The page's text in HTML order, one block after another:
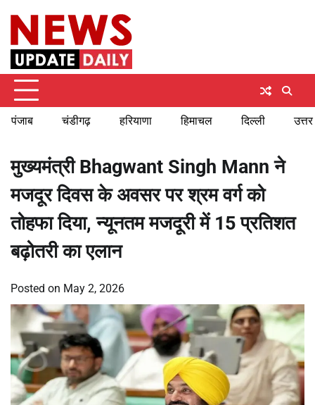
content
पंजाब चंडीगढ़ हरियाणा हिमाचल दिल्ली
मुख्यमंत्री Bhagwant Singh Mann ने
मजदूर दिवस के अवसर पर श्रम वर्ग को
तोहफा दिया, न्यूनतम मजदूरी में 15 प्रतिशत
बढ़ोतरी का एलान
Posted on May 2, 2026